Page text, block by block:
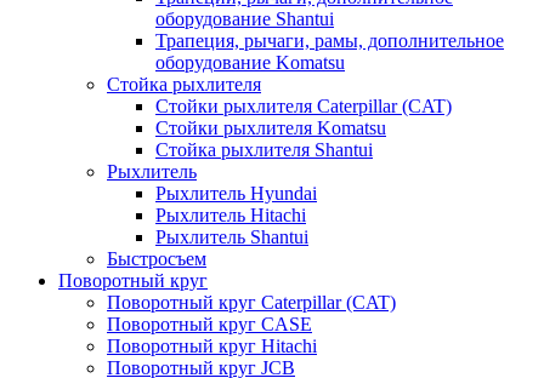
оборудование Shantui
Трапеция, рычаги, рамы, дополнительное
оборудование Komatsu
Стойка рыхлителя
Стойки рыхлителя Caterpillar (CAT)
Стойки рыхлителя Komatsu
Стойка рыхлителя Shantui
Рыхлитель
Рыхлитель Hyundai
Рыхлитель Hitachi
Рыхлитель Shantui
Быстросъем
Поворотный круг
Поворотный круг Caterpillar (CAT)
Поворотный круг CASE
Поворотный круг Hitachi
Поворотный круг JCB